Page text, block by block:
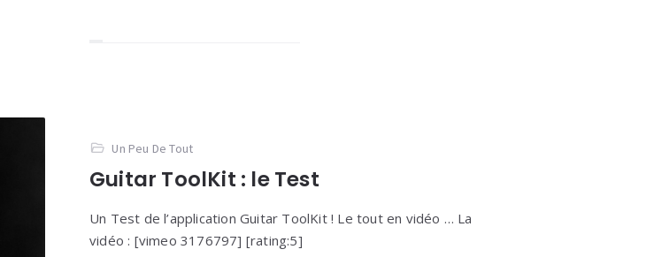
Un Peu De Tout
Guitar ToolKit : le Test
Un Test de l’application Guitar ToolKit ! Le tout en vidéo … La
vidéo : [vimeo 3176797] [rating:5]